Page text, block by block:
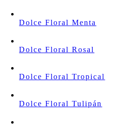
Dolce Floral Menta
Dolce Floral Rosal
Dolce Floral Tropical
Dolce Floral Tulipán